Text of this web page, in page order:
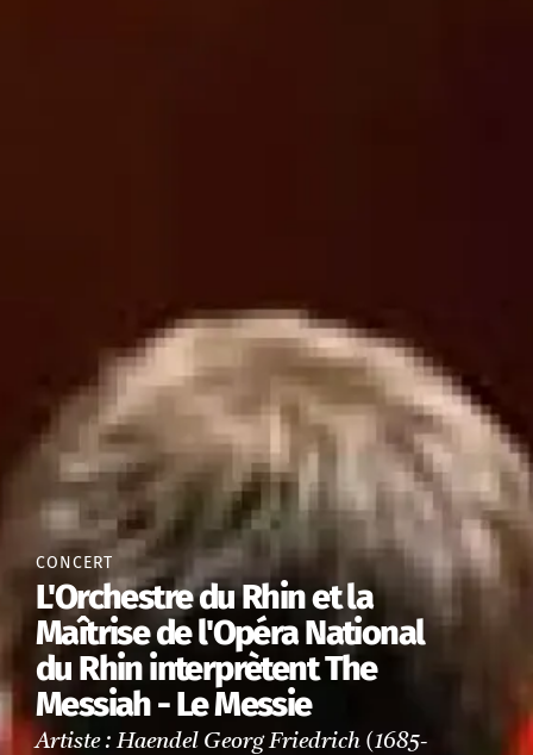
CONCERT
L'Orchestre du Rhin et la
Maîtrise de l'Opéra National
du Rhin interprètent The
Messiah - Le Messie
Artiste : Haendel Georg Friedrich (1685-